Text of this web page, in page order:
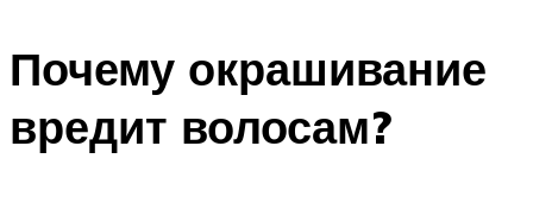
Почему окрашивание
вредит волосам?